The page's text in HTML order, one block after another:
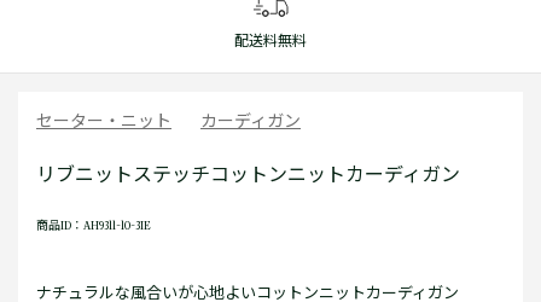
配送料無料
セーター・ニット カーディガン
リブニットステッチコットンニットカーディガン
商品ID：AH9311-10-3IE
ナチュラルな風合いが心地よいコットンニットカーディガン